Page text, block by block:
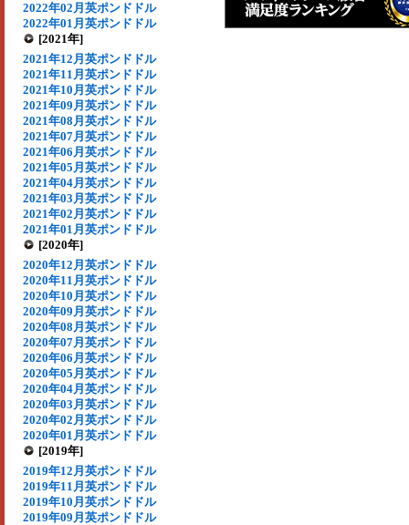
2022年02月英ポンドドル
2022年01月英ポンドドル
[2021年]
2021年12月英ポンドドル
2021年11月英ポンドドル
2021年10月英ポンドドル
2021年09月英ポンドドル
2021年08月英ポンドドル
2021年07月英ポンドドル
2021年06月英ポンドドル
2021年05月英ポンドドル
2021年04月英ポンドドル
2021年03月英ポンドドル
2021年02月英ポンドドル
2021年01月英ポンドドル
[2020年]
2020年12月英ポンドドル
2020年11月英ポンドドル
2020年10月英ポンドドル
2020年09月英ポンドドル
2020年08月英ポンドドル
2020年07月英ポンドドル
2020年06月英ポンドドル
2020年05月英ポンドドル
2020年04月英ポンドドル
2020年03月英ポンドドル
2020年02月英ポンドドル
2020年01月英ポンドドル
[2019年]
2019年12月英ポンドドル
2019年11月英ポンドドル
2019年10月英ポンドドル
2019年09月英ポンドドル